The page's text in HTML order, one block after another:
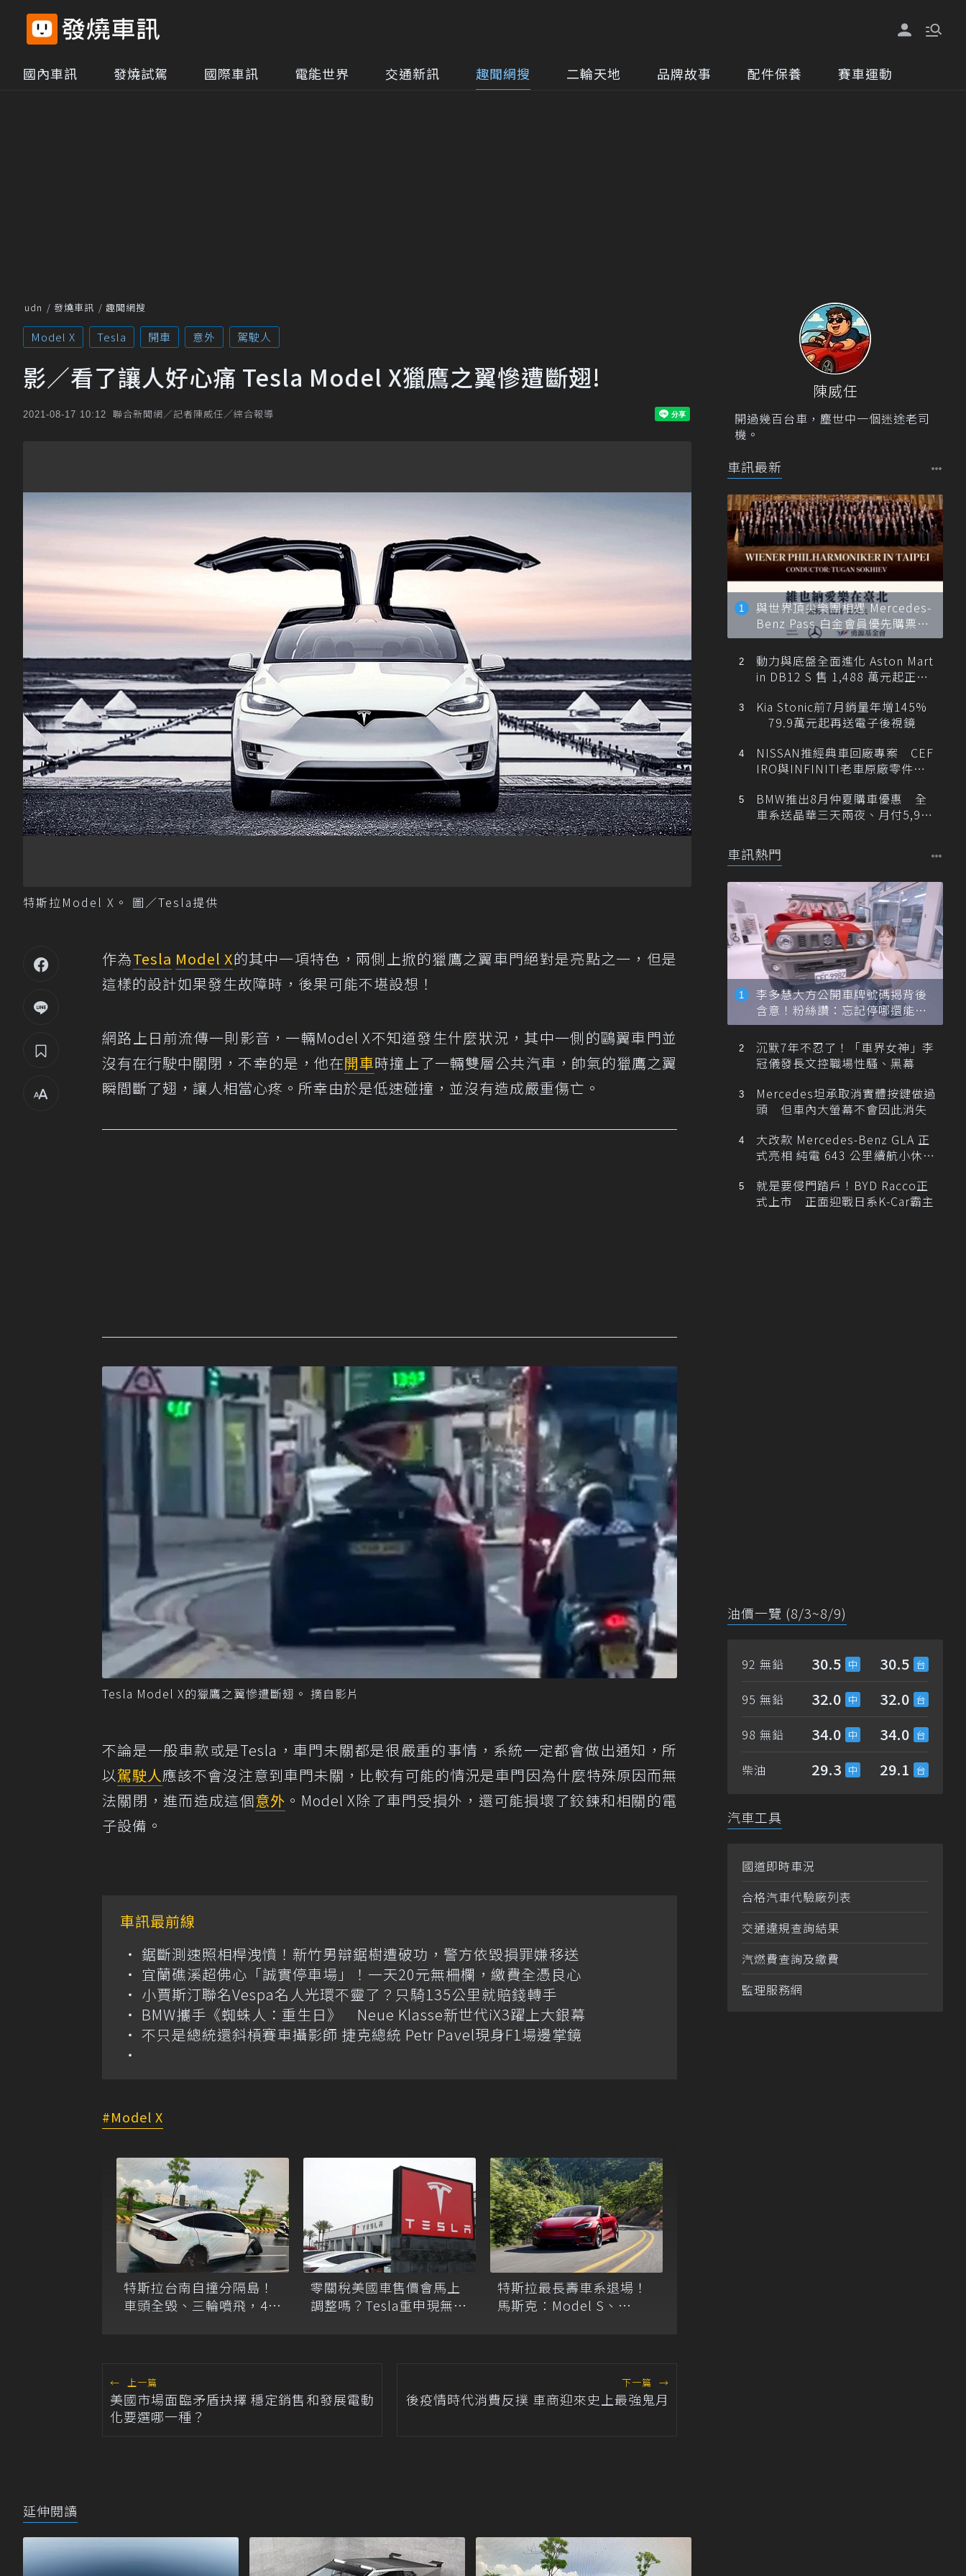
國內車訊 發燒試駕 國際車訊 電能世界 交通新訊 趣聞網搜 二輪天地 品牌故事 配件保養 賽車運動
udn 發燒車訊 趣聞網搜
Model X Tesla 開車 意外 駕駛人
影／看了讓人好心痛 Tesla Model X獵鷹之翼慘遭斷翅!
2021-08-17 10:12 聯合新聞網／記者陳威任／綜合報導
特斯拉Model X。 圖／Tesla提供
作為Tesla Model X的其中一項特色，兩側上掀的獵鷹之翼車門絕對是亮點之一，但是
這樣的設計如果發生故障時，後果可能不堪設想！
網路上日前流傳一則影音，一輛Model X不知道發生什麼狀況，其中一側的鷗翼車門並
沒有在行駛中關閉，不幸的是，他在開車時撞上了一輛雙層公共汽車，帥氣的獵鷹之翼
瞬間斷了翅，讓人相當心疼。所幸由於是低速碰撞，並沒有造成嚴重傷亡。
Tesla Model X的獵鷹之翼慘遭斷翅。 摘自影片
不論是一般車款或是Tesla，車門未關都是很嚴重的事情，系統一定都會做出通知，所
以駕駛人應該不會沒注意到車門未關，比較有可能的情況是車門因為什麼特殊原因而無
法關閉，進而造成這個意外 。Model X除了車門受損外，還可能損壞了鉸鍊和相關的電
子設備。
車訊最前線
鋸斷測速照相桿洩憤！新竹男辯鋸樹遭破功，警方依毀損罪嫌移送
宜蘭礁溪超佛心「誠實停車場」！一天20元無柵欄，繳費全憑良心
小賈斯汀聯名Vespa名人光環不靈了？只騎135公里就賠錢轉手
BMW攜手《蜘蛛人：重生日》 Neue Klasse新世代iX3躍上大銀幕
不只是總統還斜槓賽車攝影師 捷克總統 Petr Pavel現身F1場邊掌鏡
Model X
特斯拉台南自撞分隔島！
車頭全毀、三輪噴飛，46
零關稅美國車售價會馬上
調整嗎？Tesla重申現無調
特斯拉最長壽車系退場！
馬斯克：Model S、
← 上一篇
美國市場面臨矛盾抉擇 穩定銷售和發展電動
化要選哪一種？
下一篇 →
後疫情時代消費反撲 車商迎來史上最強鬼月
延伸閱讀
陳威任
開過幾百台車，塵世中一個迷途老司
機。
車訊最新
與世界頂尖樂團相遇 Mercedes-
Benz Pass 白金會員優先購票維
也納愛樂
動力與底盤全面進化 Aston Mart
in DB12 S 售 1,488 萬元起正式
Kia Stonic前7月銷量年增145%
79.9萬元起再送電子後視鏡
NISSAN推經典車回廠專案 CEF
IRO與INFINITI老車原廠零件最
BMW推出8月仲夏購車優惠 全
車系送晶華三天兩夜、月付5,900
車訊熱門
李多慧大方公開車牌號碼揭背後
含意！粉絲讚：忘記停哪還能幫
忙找車
沉默7年不忍了！「車界女神」李
冠儀發長文控職場性騷、黑幕
Mercedes坦承取消實體按鍵做過
頭 但車內大螢幕不會因此消失
大改款 Mercedes-Benz GLA 正
式亮相 純電 643 公里續航小休
就是要侵門踏戶！BYD Racco正
式上市 正面迎戰日系K-Car霸主
油價一覽 (8/3~8/9)
92 無鉛 30.5 30.5
95 無鉛 32.0 32.0
98 無鉛 34.0 34.0
柴油 29.3 29.1
汽車工具
國道即時車況
合格汽車代驗廠列表
交通違規查詢結果
汽燃費查詢及繳費
監理服務網